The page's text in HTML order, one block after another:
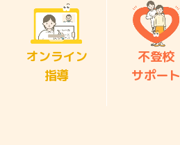
オンライン
指導
不登校
サポート